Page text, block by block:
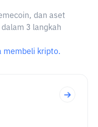
dan aset
3 langkah
membeli kripto.